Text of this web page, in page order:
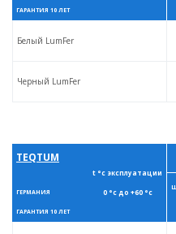
ГАРАНТИЯ 10 ЛЕТ
Белый LumFer
Черный LumFer
TEQTUM
t °с эксплуатации
0 °с до +60 °с
ГЕРМАНИЯ
ГАРАНТИЯ 10 ЛЕТ